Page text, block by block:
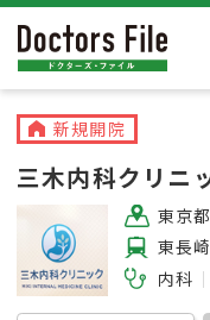
新規開院
三木内科クリニ
東京都
東長
内科